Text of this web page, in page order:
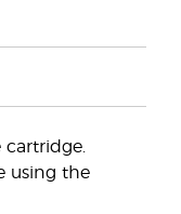
using the